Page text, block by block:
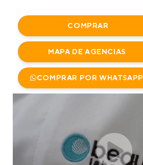
COMPRAR
MAPA DE AGENCIAS
COMPRAR POR WHATSAPP